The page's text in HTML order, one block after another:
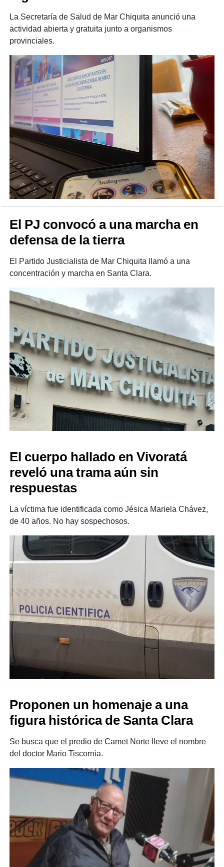
La Secretaría de Salud de Mar Chiquita anunció una
actividad abierta y gratuita junto a organismos
provinciales.
El PJ convocó a una marcha en
defensa de la tierra
El Partido Justicialista de Mar Chiquita llamó a una
concentración y marcha en Santa Clara.
El cuerpo hallado en Vivoratá
reveló una trama aún sin
respuestas
La víctima fue identificada como Jésica Mariela Chávez,
de 40 años. No hay sospechosos.
Proponen un homenaje a una
figura histórica de Santa Clara
Se busca que el predio de Camet Norte lleve el nombre
del doctor Mario Tiscornia.